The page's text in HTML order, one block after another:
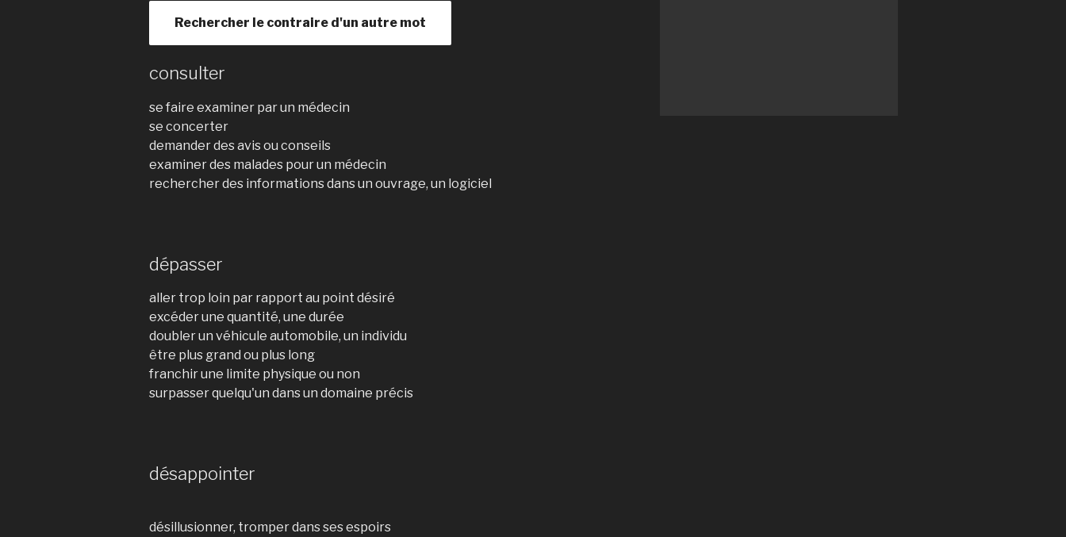
Rechercher le contraire d'un autre mot
consulter
se faire examiner par un médecin
se concerter
demander des avis ou conseils
examiner des malades pour un médecin
rechercher des informations dans un ouvrage, un logiciel
dépasser
aller trop loin par rapport au point désiré
excéder une quantité, une durée
doubler un véhicule automobile, un individu
être plus grand ou plus long
franchir une limite physique ou non
surpasser quelqu'un dans un domaine précis
désappointer
désillusionner, tromper dans ses espoirs